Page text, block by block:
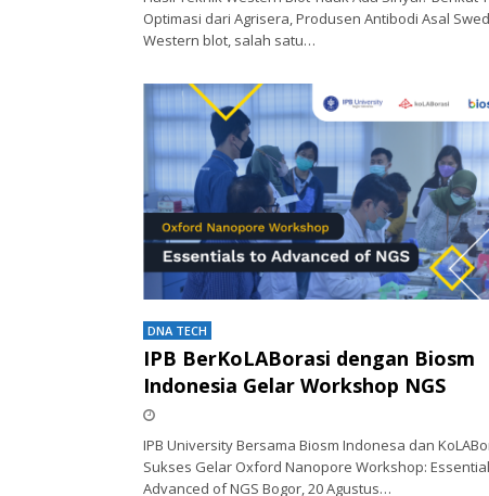
Optimasi dari Agrisera, Produsen Antibodi Asal
Western blot, salah satu…
DNA TECH
IPB BerKoLABorasi dengan Biosm
Indonesia Gelar Workshop NGS
IPB University Bersama Biosm Indonesa dan
Sukses Gelar Oxford Nanopore Workshop:
Advanced of NGS Bogor, 20 Agustus…